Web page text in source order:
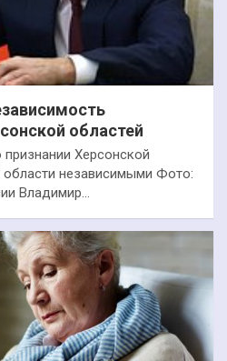
областей
Херсонской
независимыми Фото:
Владимир…